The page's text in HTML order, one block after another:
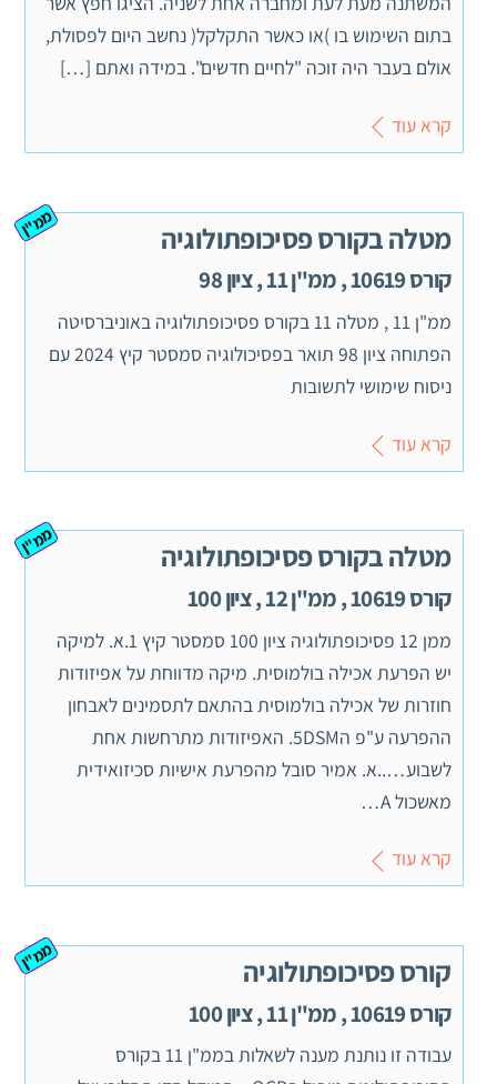
בתום השימוש בו )או כאשר התקלקל( נחשב היום לפסולת,
אולם בעבר היה זוכה "לחיים חדשים". במידה ואתם […]
קרא עוד
מטלה בקורס פסיכופתולוגיה
קורס 10619 , ממ"ן 11 , ציון 98
ממ"ן
ממ"ן 11 , מטלה 11 בקורס פסיכופתולוגיה באוניברסיטה
הפתוחה ציון 98 תואר בפסיכולוגיה סמסטר קיץ 2024 עם
ניסוח שימושי לתשובות
קרא עוד
מטלה בקורס פסיכופתולוגיה
קורס 10619 , ממ"ן 12 , ציון 100
ממ"ן
ממן 12 פסיכופתולוגיה ציון 100 סמסטר קיץ 1.א. למיקה
יש הפרעת אכילה בולמוסית. מיקה מדווחת על אפיזודות
חוזרות של אכילה בולמוסית בהתאם לתסמינים לאבחון
ההפרעה ע"פ ה5DSM. האפיזודות מתרחשות אחת
לשבוע…..א. אמיר סובל מהפרעת אישיות סכיזואידית
מאשכול A…
קרא עוד
קורס פסיכופתולוגיה
קורס 10619 , ממ"ן 11 , ציון 100
ממ"ן
עבודה זו נותנת מענה לשאלות בממ"ן 11 בקורס